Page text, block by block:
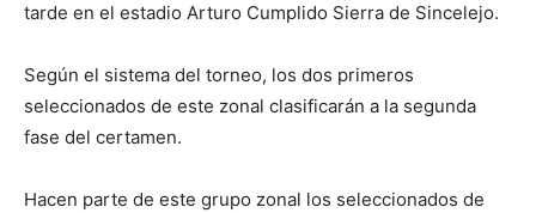
tarde en el estadio Arturo Cumplido Sierra de Sincelejo.
Según el sistema del torneo, los dos primeros
seleccionados de este zonal clasificarán a la segunda
fase del certamen.
Hacen parte de este grupo zonal los seleccionados de